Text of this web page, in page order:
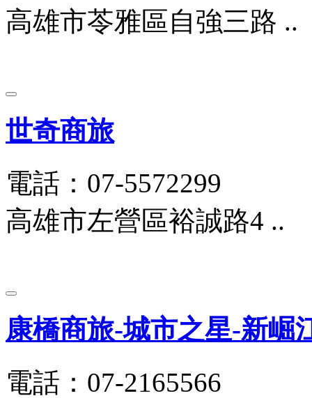
高雄市苓雅區自強三路 ..
世奇商旅
電話：07-5572299
高雄市左營區裕誠路4 ..
康橋商旅-城市之星-新崛
電話：07-2165566